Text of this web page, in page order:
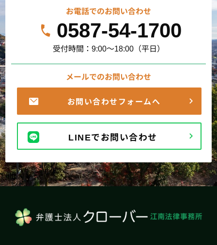
お電話でのお問い合わせ
0587-54-1700
受付時間：9:00～18:00（平日）
メールでのお問い合わせ
お問い合わせフォームへ
LINEでお問い合わせ